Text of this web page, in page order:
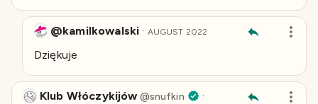
@kamilkowalski · AUGUST 2022
Dziękuje
Klub Włóczykijów @snufkin ·